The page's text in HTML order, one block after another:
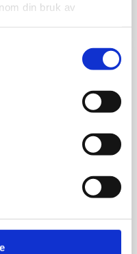
din bruk av
til en dag